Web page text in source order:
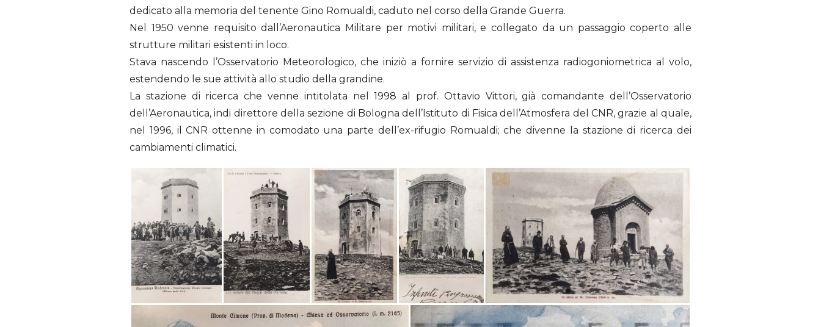
dedicato alla memoria del tenente Gino Romualdi, caduto nel corso della Grande Guerra.
Nel 1950 venne requisito dall’Aeronautica Militare per motivi militari, e collegato da un passaggio coperto alle
strutture militari esistenti in loco.
Stava nascendo l’Osservatorio Meteorologico, che iniziò a fornire servizio di assistenza radiogoniometrica al volo,
estendendo le sue attività allo studio della grandine.
La stazione di ricerca che venne intitolata nel 1998 al prof. Ottavio Vittori, già comandante dell’Osservatorio
dell’Aeronautica, indi direttore della sezione di Bologna dell’Istituto di Fisica dell’Atmosfera del CNR, grazie al quale,
nel 1996, il CNR ottenne in comodato una parte dell’ex-rifugio Romualdi; che divenne la stazione di ricerca dei
cambiamenti climatici.